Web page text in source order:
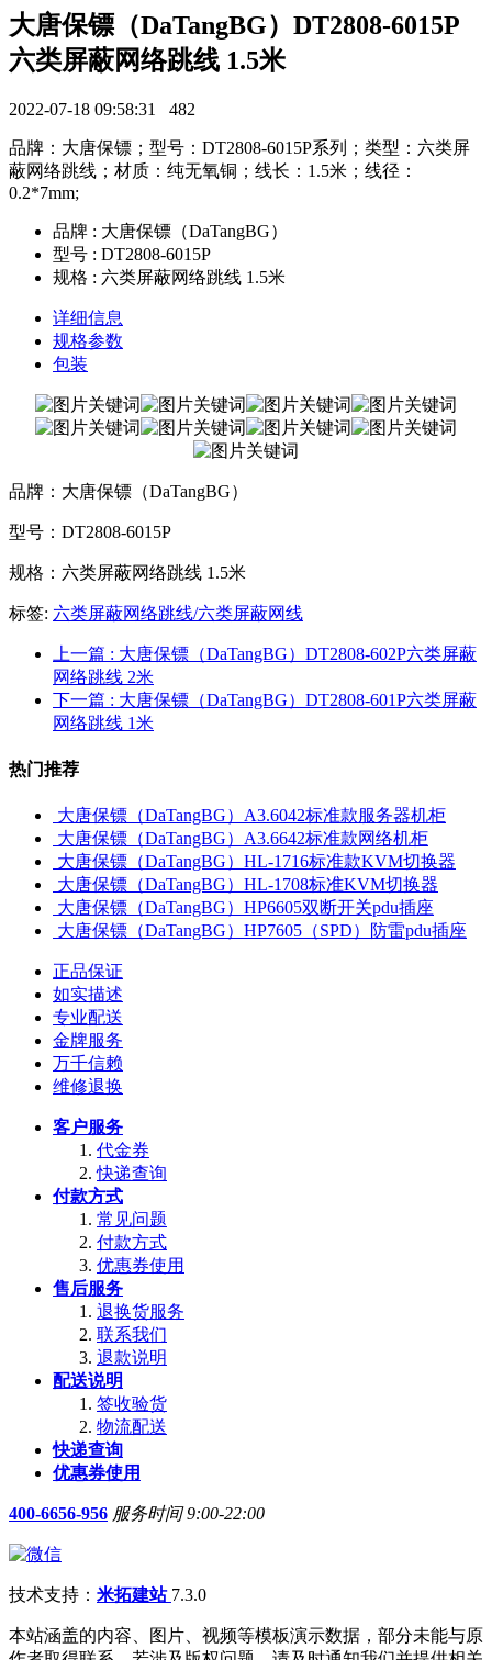
大唐保镖（DaTangBG）DT2808-6015P
六类屏蔽网络跳线 1.5米
2022-07-18 09:58:31 482
品牌：大唐保镖；型号：DT2808-6015P系列；类型：六类屏
蔽网络跳线；材质：纯无氧铜；线长：1.5米；线径：
0.2*7mm;
品牌 : 大唐保镖（DaTangBG）
型号 : DT2808-6015P
规格 : 六类屏蔽网络跳线 1.5米
详细信息
规格参数
包装
品牌：大唐保镖（DaTangBG）
型号：DT2808-6015P
规格：六类屏蔽网络跳线 1.5米
标签: 六类屏蔽网络跳线/六类屏蔽网线
上一篇 : 大唐保镖（DaTangBG）DT2808-602P六类屏蔽
网络跳线 2米
下一篇 : 大唐保镖（DaTangBG）DT2808-601P六类屏蔽
网络跳线 1米
热门推荐
大唐保镖（DaTangBG）A3.6042标准款服务器机柜
大唐保镖（DaTangBG）A3.6642标准款网络机柜
大唐保镖（DaTangBG）HL-1716标准款KVM切换器
大唐保镖（DaTangBG）HL-1708标准KVM切换器
大唐保镖（DaTangBG）HP6605双断开关pdu插座
大唐保镖（DaTangBG）HP7605（SPD）防雷pdu插座
正品保证
如实描述
专业配送
金牌服务
万千信赖
维修退换
客户服务
代金券
快递查询
付款方式
常见问题
付款方式
优惠券使用
售后服务
退换货服务
联系我们
退款说明
配送说明
签收验货
物流配送
快递查询
优惠券使用
400-6656-956 服务时间 9:00-22:00
技术支持： 米拓建站 7.3.0
本站涵盖的内容、图片、视频等模板演示数据，部分未能与原